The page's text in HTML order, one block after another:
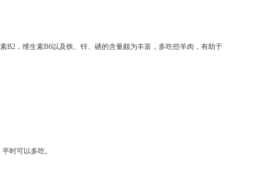
B2，维生素B6以及铁、锌、硒的含量颇为丰富，多吃些羊肉，有助于
时可以多吃。